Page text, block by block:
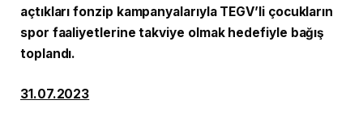
açtıkları fonzip kampanyalarıyla TEGV’li çocukların
spor faaliyetlerine takviye olmak hedefiyle bağış
toplandı.
31.07.2023